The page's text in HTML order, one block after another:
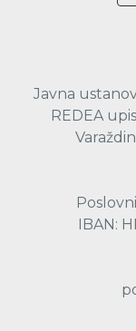
Javna
REDEA
IBAN: